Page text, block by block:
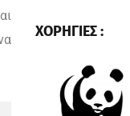
ΧΟΡΗΓΙΕΣ :